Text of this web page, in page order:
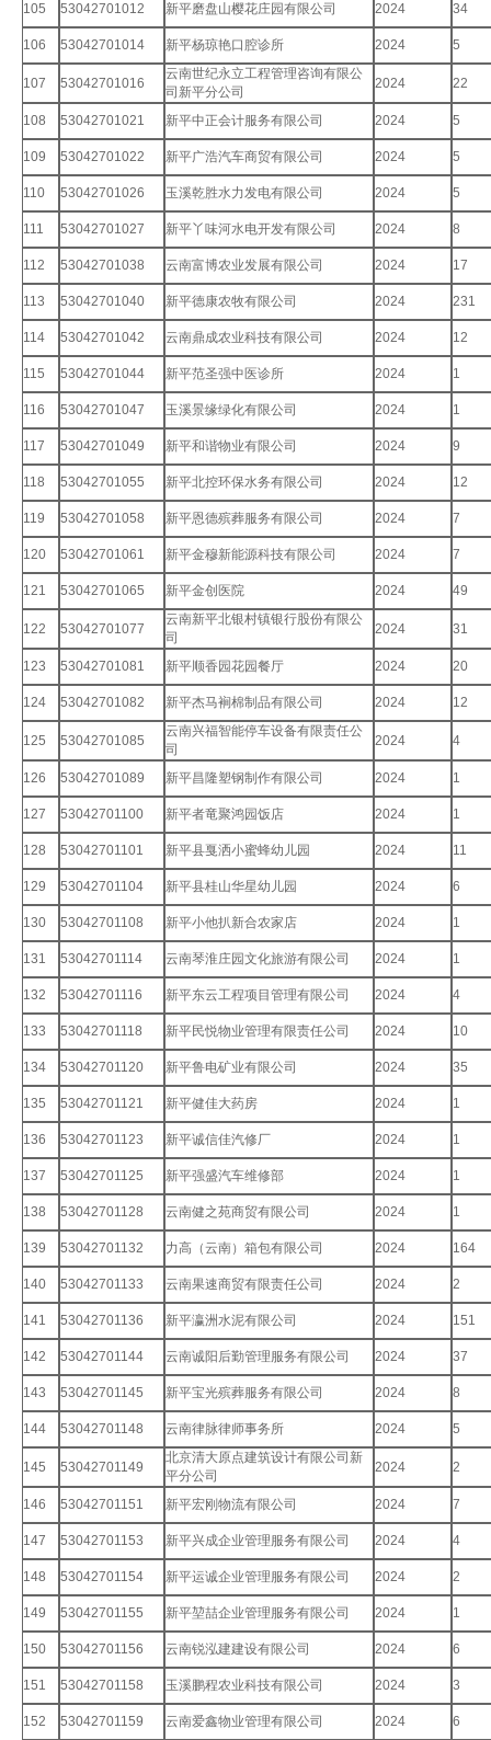
105 53042701012 新平磨盘山樱花庄园有限公司 2024 34
106 53042701014 新平杨琼艳口腔诊所 2024 5
107 53042701016
云南世纪永立工程管理咨询有限公
司新平分公司
2024 22
108 53042701021 新平中正会计服务有限公司 2024 5
109 53042701022 新平广浩汽车商贸有限公司 2024 5
110 53042701026 玉溪乾胜水力发电有限公司 2024 5
111 53042701027 新平丫味河水电开发有限公司 2024 8
112 53042701038 云南富博农业发展有限公司 2024 17
113 53042701040 新平德康农牧有限公司 2024 231
114 53042701042 云南鼎成农业科技有限公司 2024 12
115 53042701044 新平范圣强中医诊所 2024 1
116 53042701047 玉溪景缘绿化有限公司 2024 1
117 53042701049 新平和谐物业有限公司 2024 9
118 53042701055 新平北控环保水务有限公司 2024 12
119 53042701058 新平恩德殡葬服务有限公司 2024 7
120 53042701061 新平金穆新能源科技有限公司 2024 7
121 53042701065 新平金创医院 2024 49
122 53042701077
云南新平北银村镇银行股份有限公
司
2024 31
123 53042701081 新平顺香园花园餐厅 2024 20
124 53042701082 新平杰马裥棉制品有限公司 2024 12
125 53042701085
云南兴福智能停车设备有限责任公
司
2024 4
126 53042701089 新平昌隆塑钢制作有限公司 2024 1
127 53042701100 新平者竜聚鸿园饭店 2024 1
128 53042701101 新平县戛洒小蜜蜂幼儿园 2024 11
129 53042701104 新平县桂山华星幼儿园 2024 6
130 53042701108 新平小他扒新合农家店 2024 1
131 53042701114 云南琴淮庄园文化旅游有限公司 2024 1
132 53042701116 新平东云工程项目管理有限公司 2024 4
133 53042701118 新平民悦物业管理有限责任公司 2024 10
134 53042701120 新平鲁电矿业有限公司 2024 35
135 53042701121 新平健佳大药房 2024 1
136 53042701123 新平诚信佳汽修厂 2024 1
137 53042701125 新平强盛汽车维修部 2024 1
138 53042701128 云南健之苑商贸有限公司 2024 1
139 53042701132 力高（云南）箱包有限公司 2024 164
140 53042701133 云南果速商贸有限责任公司 2024 2
141 53042701136 新平瀛洲水泥有限公司 2024 151
142 53042701144 云南诚阳后勤管理服务有限公司 2024 37
143 53042701145 新平宝光殡葬服务有限公司 2024 8
144 53042701148 云南律脉律师事务所 2024 5
145 53042701149
北京清大原点建筑设计有限公司新
平分公司
2024 2
146 53042701151 新平宏刚物流有限公司 2024 7
147 53042701153 新平兴成企业管理服务有限公司 2024 4
148 53042701154 新平运诚企业管理服务有限公司 2024 2
149 53042701155 新平堃喆企业管理服务有限公司 2024 1
150 53042701156 云南锐泓建建设有限公司 2024 6
151 53042701158 玉溪鹏程农业科技有限公司 2024 3
152 53042701159 云南爱鑫物业管理有限公司 2024 6